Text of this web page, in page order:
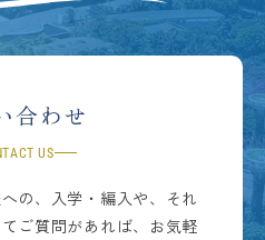
合わせ
US
の、入学・編入や、それ
ご質問があれば、お気軽